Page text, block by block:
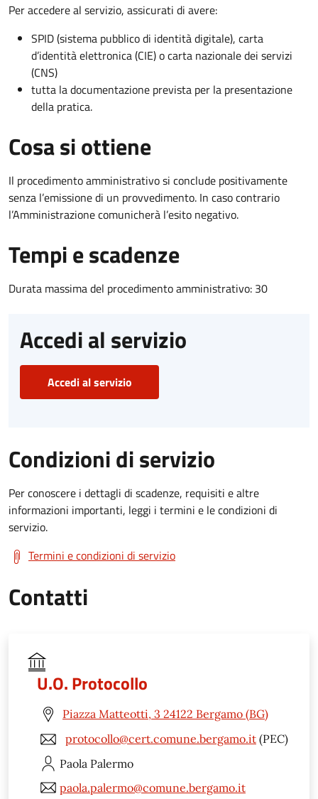
Per accedere al servizio, assicurati di avere:
SPID (sistema pubblico di identità digitale), carta
d’identità elettronica (CIE) o carta nazionale dei servizi
(CNS)
tutta la documentazione prevista per la presentazione
della pratica.
Cosa si ottiene
Il procedimento amministrativo si conclude positivamente
senza l’emissione di un provvedimento. In caso contrario
l’Amministrazione comunicherà l’esito negativo.
Tempi e scadenze
Durata massima del procedimento amministrativo: 30
Accedi al servizio
Accedi al servizio
Condizioni di servizio
Per conoscere i dettagli di scadenze, requisiti e altre
informazioni importanti, leggi i termini e le condizioni di
servizio.
Termini e condizioni di servizio
Contatti
U.O. Protocollo
Piazza Matteotti, 3 24122 Bergamo (BG)
protocollo@cert.comune.bergamo.it (PEC)
Paola Palermo
paola.palermo@comune.bergamo.it